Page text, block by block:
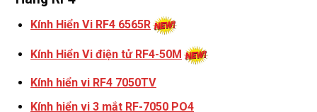
Kính Hiển Vi RF4 6565R
Kính Hiển Vi điện tử RF4-50M
Kính hiển vi RF4 7050TV
Kính hiển vi 3 mắt RF-7050 PO4